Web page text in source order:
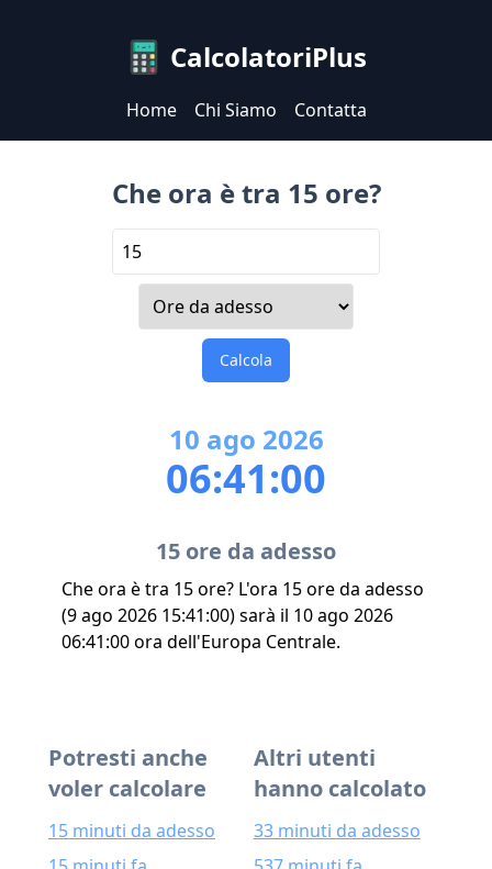
CalcolatoriPlus
Home Chi Siamo Contatta
Che ora è tra 15 ore?
Calcola
10 ago 2026
06:41:00
15 ore da adesso
Che ora è tra 15 ore? L'ora 15 ore da adesso
(9 ago 2026 15:41:00) sarà il 10 ago 2026
06:41:00 ora dell'Europa Centrale.
Potresti anche
voler calcolare
15 minuti da adesso
Altri utenti
hanno calcolato
33 minuti da adesso